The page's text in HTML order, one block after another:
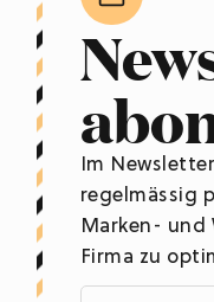
Im
regelmässig
Marken-
Firma zu